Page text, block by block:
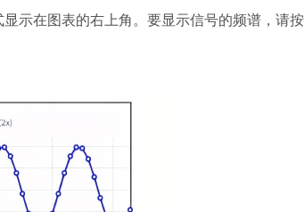
示在图表的右上角。要显示信号的频谱，请按